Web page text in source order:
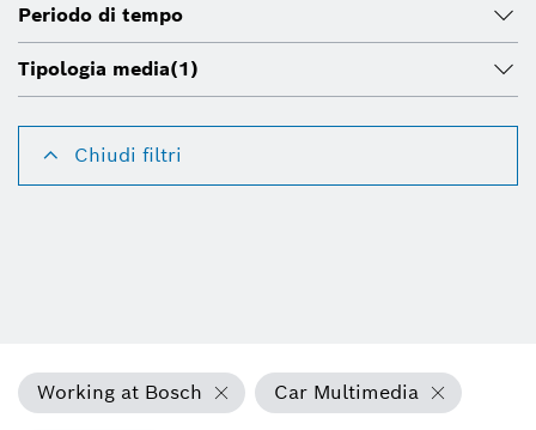
Periodo di tempo
Tipologia media(1)
Chiudi filtri
Working at Bosch Car Multimedia